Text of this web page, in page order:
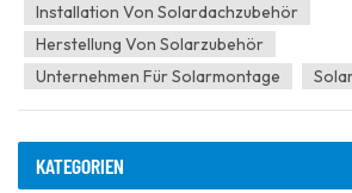
Installation Von Solardachzubehör
Herstellung Von Solarzubehör
Unternehmen Für Solarmontage
KATEGORIEN